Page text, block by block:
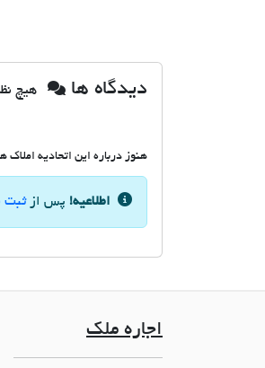
دیدگاه ها هیچ
هنوز درباره این اتحادیه املاک
اطلاعیه! پس ازثبت
اجاره ملک